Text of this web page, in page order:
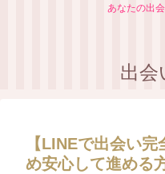
あなたの出
出会
【LINEで出会い
め安心して進める